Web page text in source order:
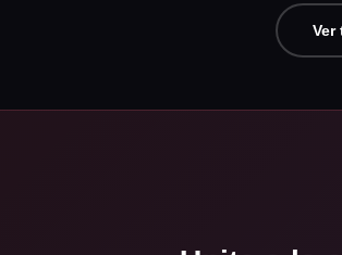
Ver